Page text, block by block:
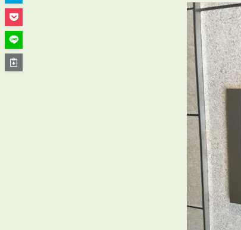
アパートの監視カメラ設置について
03-6262-9556
※音声ガイダンス④を押してください。
【受付時間】10:00~19:00（定休日：水曜日）